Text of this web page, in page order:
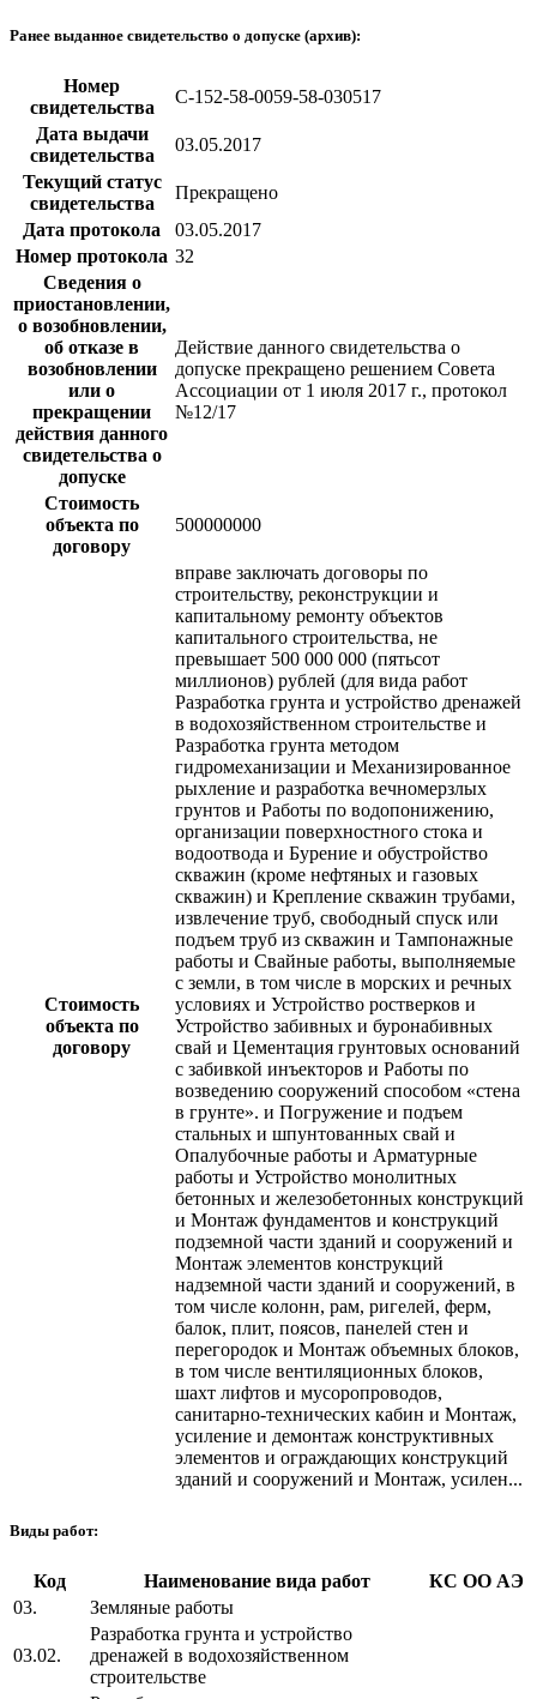
Ранее выданное свидетельство о допуске (архив):
Номер
свидетельства
С-152-58-0059-58-030517
Дата выдачи
свидетельства
03.05.2017
Текущий статус
свидетельства
Прекращено
Дата протокола
03.05.2017
Номер протокола 32
Сведения о
приостановлении,
о возобновлении,
об отказе в
возобновлении
или о
прекращении
действия данного
свидетельства о
допуске
Действие данного свидетельства о
допуске прекращено решением Совета
Ассоциации от 1 июля 2017 г., протокол
№12/17
Стоимость
объекта по
договору
500000000
Стоимость
объекта по
договору
вправе заключать договоры по
строительству, реконструкции и
капитальному ремонту объектов
капитального строительства, не
превышает 500 000 000 (пятьсот
миллионов) рублей (для вида работ
Разработка грунта и устройство дренажей
в водохозяйственном строительстве и
Разработка грунта методом
гидромеханизации и Механизированное
рыхление и разработка вечномерзлых
грунтов и Работы по водопонижению,
организации поверхностного стока и
водоотвода и Бурение и обустройство
скважин (кроме нефтяных и газовых
скважин) и Крепление скважин трубами,
извлечение труб, свободный спуск или
подъем труб из скважин и Тампонажные
работы и Свайные работы, выполняемые
с земли, в том числе в морских и речных
условиях и Устройство ростверков и
Устройство забивных и буронабивных
свай и Цементация грунтовых оснований
с забивкой инъекторов и Работы по
возведению сооружений способом «стена
в грунте». и Погружение и подъем
стальных и шпунтованных свай и
Опалубочные работы и Арматурные
работы и Устройство монолитных
бетонных и железобетонных конструкций
и Монтаж фундаментов и конструкций
подземной части зданий и сооружений и
Монтаж элементов конструкций
надземной части зданий и сооружений, в
том числе колонн, рам, ригелей, ферм,
балок, плит, поясов, панелей стен и
перегородок и Монтаж объемных блоков,
в том числе вентиляционных блоков,
шахт лифтов и мусоропроводов,
санитарно-технических кабин и Монтаж,
усиление и демонтаж конструктивных
элементов и ограждающих конструкций
зданий и сооружений и Монтаж, усилен...
Виды работ:
Код Наименование вида работ КС ОО АЭ
03.
Земляные работы
03.02.
Разработка грунта и устройство
дренажей в водохозяйственном
строительстве